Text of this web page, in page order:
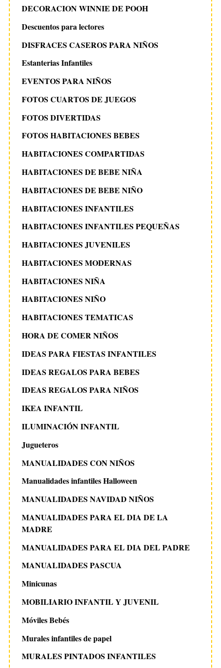
DECORACION WINNIE DE POOH
Descuentos para lectores
DISFRACES CASEROS PARA NIÑOS
Estanterias Infantiles
EVENTOS PARA NIÑOS
FOTOS CUARTOS DE JUEGOS
FOTOS DIVERTIDAS
FOTOS HABITACIONES BEBES
HABITACIONES COMPARTIDAS
HABITACIONES DE BEBE NIÑA
HABITACIONES DE BEBE NIÑO
HABITACIONES INFANTILES
HABITACIONES INFANTILES PEQUEÑAS
HABITACIONES JUVENILES
HABITACIONES MODERNAS
HABITACIONES NIÑA
HABITACIONES NIÑO
HABITACIONES TEMATICAS
HORA DE COMER NIÑOS
IDEAS PARA FIESTAS INFANTILES
IDEAS REGALOS PARA BEBES
IDEAS REGALOS PARA NIÑOS
IKEA INFANTIL
ILUMINACIÓN INFANTIL
Jugueteros
MANUALIDADES CON NIÑOS
Manualidades infantiles Halloween
MANUALIDADES NAVIDAD NIÑOS
MANUALIDADES PARA EL DIA DE LA
MADRE
MANUALIDADES PARA EL DIA DEL PADRE
MANUALIDADES PASCUA
Minicunas
MOBILIARIO INFANTIL Y JUVENIL
Móviles Bebés
Murales infantiles de papel
MURALES PINTADOS INFANTILES